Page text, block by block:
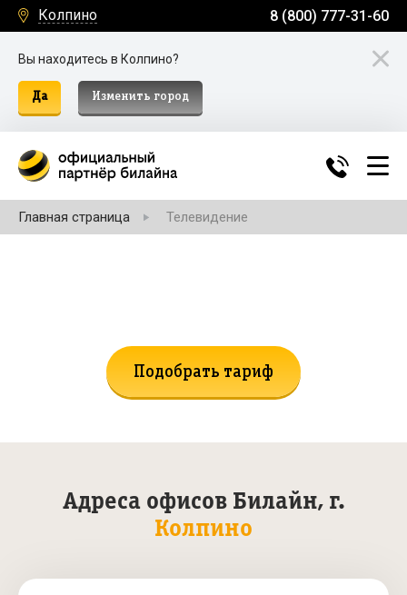
Колпино 8 (800) 777-31-60
Вы находитесь в Колпино?
Да Изменить город
Главная страница Телевидение
Подобрать тариф
Адреса офисов Билайн, г.
Колпино